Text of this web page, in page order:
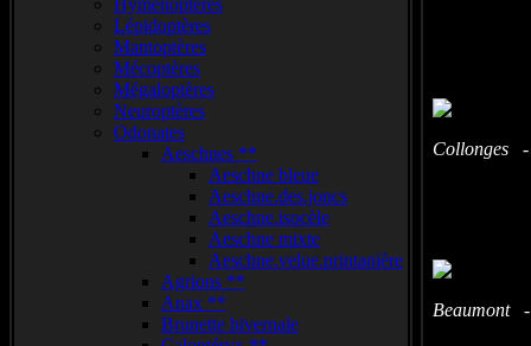
Hyménoptères
Lépidoptères
Mantoptères
Mécoptères
Mégaloptères
Neuroptères
Odonates
Aeschnes **
Aeschne bleue
Aeschne.des.joncs
Aeschne.isocèle
Aeschne mixte
Aeschne.velue.printanière
Agrions **
Anax **
Brunette hivernale
Collonges
Beaumont